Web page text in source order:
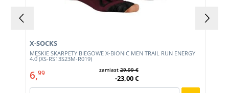
MĘSKIE SKARPETY BIEGOWE X-BIONIC MEN TRAIL RUN ENERGY
4.0 (XS-RS13S23M-R019)
X-SOCKS
6,99 zamiast29,99 €
-23,00 €